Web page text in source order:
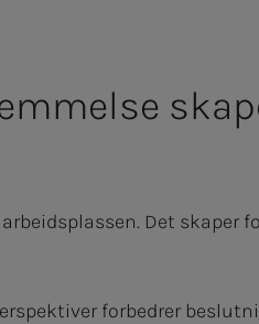
Det skaper
forbedrer